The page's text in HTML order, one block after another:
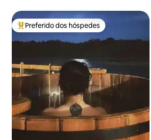
Entre os melhores preferidos dos hóspedes
Preferido dos hóspedes